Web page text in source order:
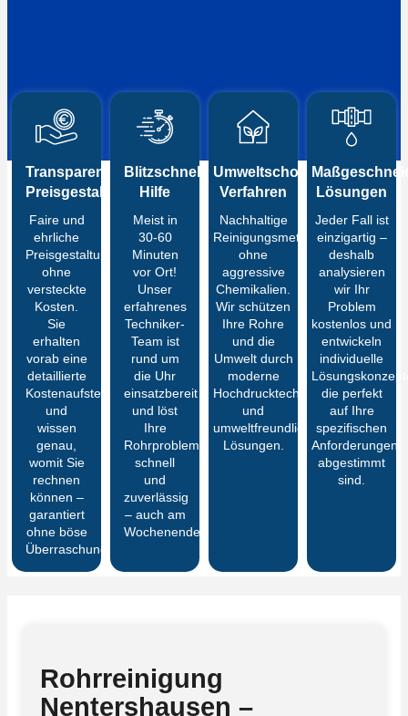
Transparente
Preisgestaltung
Faire und
ehrliche
Preisgestaltung
ohne
versteckte
Kosten.
Sie
erhalten
vorab eine
detaillierte
Kostenaufstellung
und
wissen
genau,
womit Sie
rechnen
können –
garantiert
ohne böse
Überraschungen
Blitzschnelle
Hilfe
Meist in
30-60
Minuten
vor Ort!
Unser
erfahrenes
Techniker-
Team ist
rund um
die Uhr
einsatzbereit
und löst
Ihre
Rohrprobleme
schnell
und
zuverlässig
– auch am
Wochenende.
Umweltschonende
Verfahren
Nachhaltige
Reinigungsmethoden
ohne
aggressive
Chemikalien.
Wir schützen
Ihre Rohre
und die
Umwelt durch
moderne
Hochdrucktechnik
und
umweltfreundliche
Lösungen.
Lösungen
Jeder Fall ist
einzigartig –
deshalb
analysieren
wir Ihr
Problem
kostenlos und
entwickeln
individuelle
die perfekt
auf Ihre
spezifischen
Anforderungen
abgestimmt
sind.
Rohrreinigung
Nentershausen –